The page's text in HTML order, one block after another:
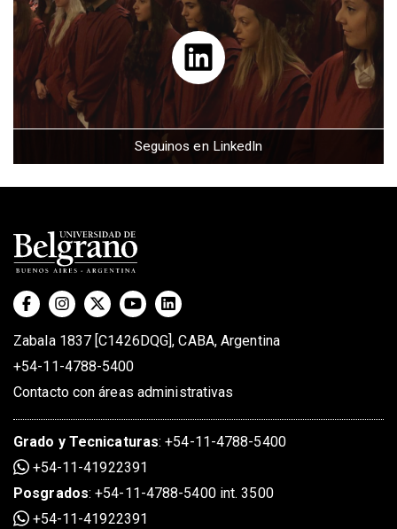
Seguinos en LinkedIn
Zabala 1837 [C1426DQG], CABA, Argentina
+54-11-4788-5400
Contacto con áreas administrativas
Grado y Tecnicaturas:+54-11-4788-5400
+54-11-41922391
Posgrados:+54-11-4788-5400 int. 3500
+54-11-41922391